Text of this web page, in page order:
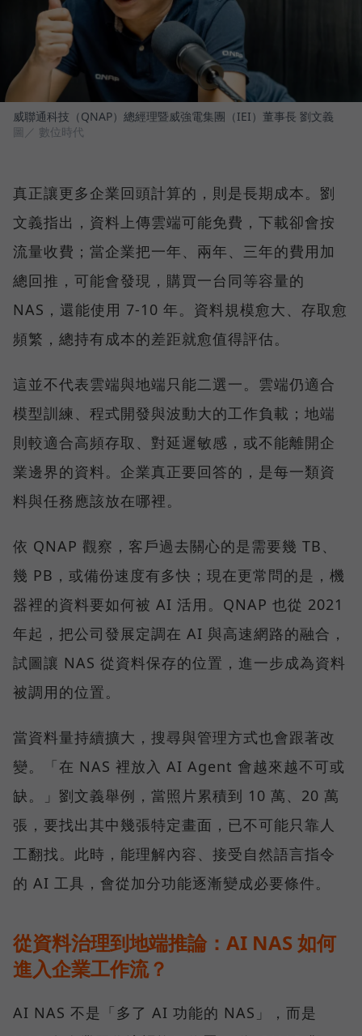
威聯通科技（QNAP）總經理暨威強電集團（IEI）董事長 劉文義
圖／ 數位時代
真正讓更多企業回頭計算的，則是長期成本。劉
文義指出，資料上傳雲端可能免費，下載卻會按
流量收費；當企業把一年、兩年、三年的費用加
總回推，可能會發現，購買一台同等容量的
NAS，還能使用 7-10 年。資料規模愈大、存取愈
頻繁，總持有成本的差距就愈值得評估。
這並不代表雲端與地端只能二選一。雲端仍適合
模型訓練、程式開發與波動大的工作負載；地端
則較適合高頻存取、對延遲敏感，或不能離開企
業邊界的資料。企業真正要回答的，是每一類資
料與任務應該放在哪裡。
依 QNAP 觀察，客戶過去關心的是需要幾 TB、
幾 PB，或備份速度有多快；現在更常問的是，機
器裡的資料要如何被 AI 活用。QNAP 也從 2021
年起，把公司發展定調在 AI 與高速網路的融合，
試圖讓 NAS 從資料保存的位置，進一步成為資料
被調用的位置。
當資料量持續擴大，搜尋與管理方式也會跟著改
變。「在 NAS 裡放入 AI Agent 會越來越不可或
缺。」劉文義舉例，當照片累積到 10 萬、20 萬
張，要找出其中幾張特定畫面，已不可能只靠人
工翻找。此時，能理解內容、接受自然語言指令
的 AI 工具，會從加分功能逐漸變成必要條件。
從資料治理到地端推論：AI NAS 如何
進入企業工作流？
AI NAS 不是「多了 AI 功能的 NAS」，而是